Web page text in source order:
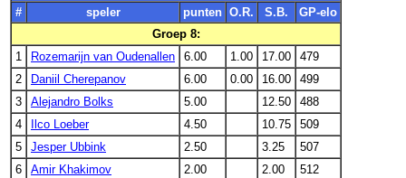
#
speler punten O.R. S.B.
GP-elo
Groep 8:
1
Rozemarijn van Oudenallen 6.00 1.00 17.00
479
2
Daniil Cherepanov 6.00 0.00 16.00
499
3
Alejandro Bolks 5.00 12.50
488
4
Ilco Loeber 4.50 10.75
509
5
Jesper Ubbink 2.50 3.25
507
6
Amir Khakimov 2.00 2.00
512